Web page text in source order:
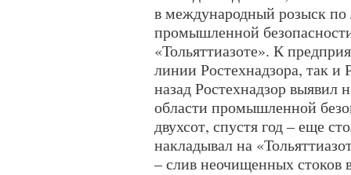
в международный розыск
промышленной
«Тольяттиазоте». К
линии Ростехнадзора, так и
назад Ростехнадзор выявил
области промышленной
двухсот, спустя год – еще
накладывал на
– слив неочищенных стоков